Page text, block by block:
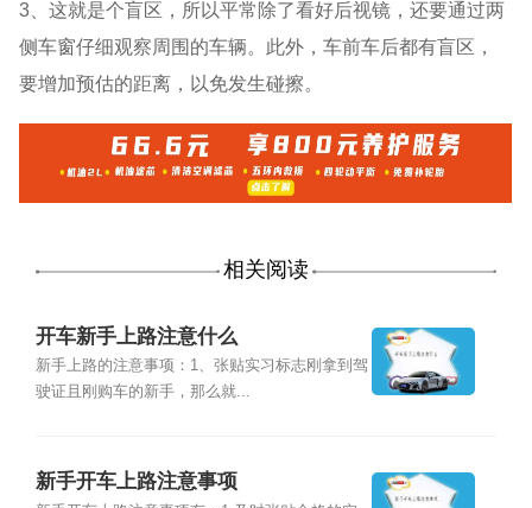
3、这就是个盲区，所以平常除了看好后视镜，还要通过两
侧车窗仔细观察周围的车辆。此外，车前车后都有盲区，
要增加预估的距离，以免发生碰擦。
相关阅读
开车新手上路注意什么
新手上路的注意事项：1、张贴实习标志刚拿到驾
驶证且刚购车的新手，那么就...
新手开车上路注意事项